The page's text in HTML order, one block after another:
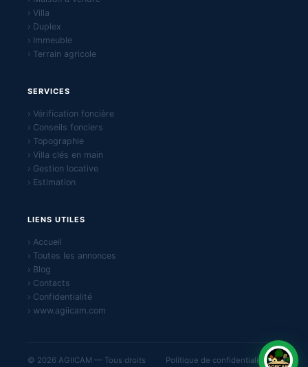
› Villa
› Duplex
› Immeuble
› Terrain agricole
SERVICES
› Vérification foncière
› Conseils fonciers
› Topographie
› Villa clés en main
› Gestion locative
› Estimation
LIENS UTILES
› Accueil
› Toutes les annonces
› Blog
› Contacts
› Confidentialité
› www.agiicam.com
© 2026 AGIICAM — Tous droits Politique de confidentialité ·